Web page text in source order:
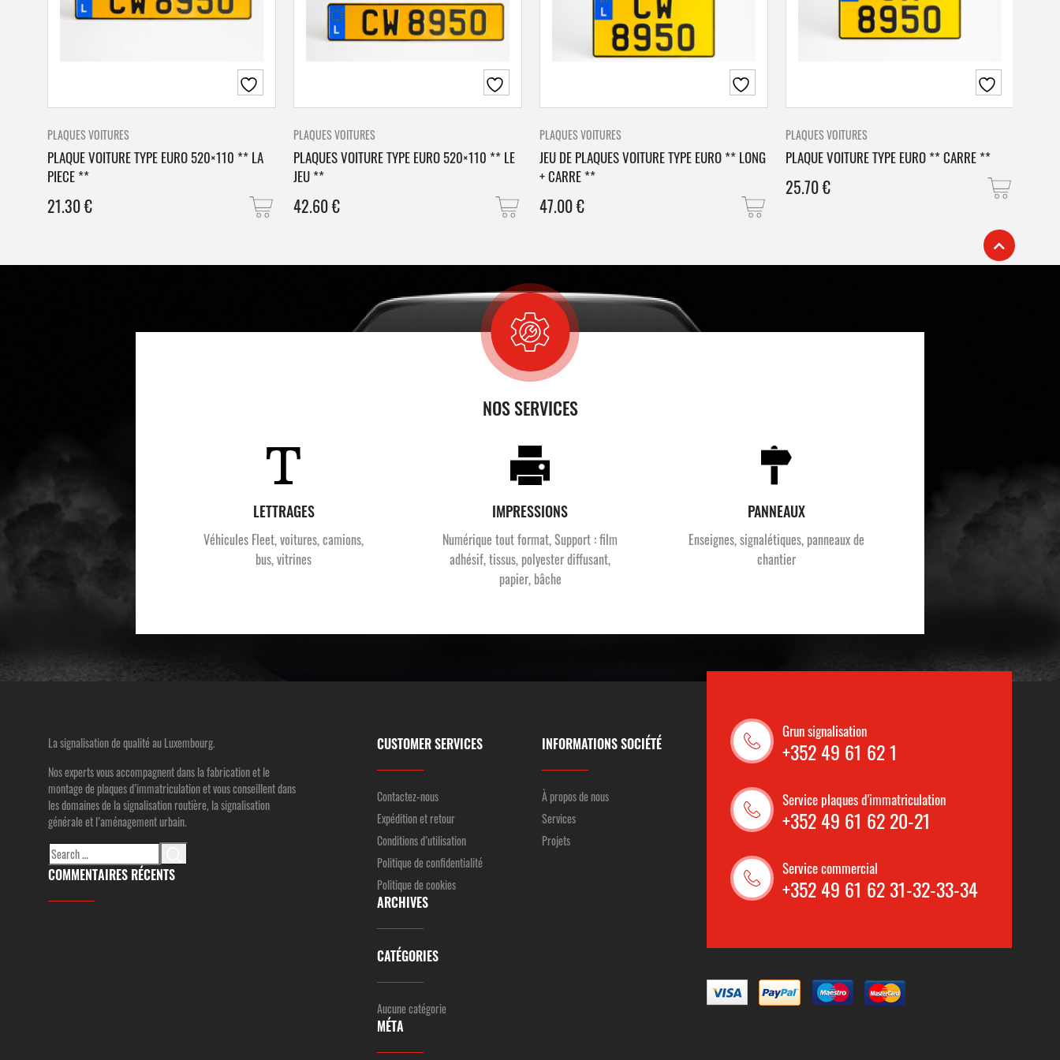
PLAQUES VOITURES
PLAQUE VOITURE TYPE EURO 520×110 ** LA
PIECE **
21.30€
PLAQUES VOITURES
PLAQUES VOITURE TYPE EURO 520×110 ** LE
JEU **
42.60€
PLAQUES VOITURES
JEU DE PLAQUES VOITURE TYPE EURO ** LONG
+ CARRE **
47.00€
PLAQUES VOITURES
PLAQUE VOITURE TYPE EURO ** CARRE **
25.70€
NOS SERVICES
LETTRAGES
Véhicules Fleet, voitures, camions,
bus, vitrines
IMPRESSIONS
Numérique tout format, Support : film
adhésif, tissus, polyester diffusant,
papier, bâche
PANNEAUX
Enseignes, signalétiques, panneaux de
chantier
La signalisation de qualité au Luxembourg.
Nos experts vous accompagnent dans la fabrication et le
montage de plaques d’immatriculation et vous conseillent dans
les domaines de la signalisation routière, la signalisation
générale et l’aménagement urbain.
Search
for:
COMMENTAIRES RÉCENTS
CUSTOMER SERVICES
Contactez-nous
Expédition et retour
Conditions d’utilisation
Politique de confidentialité
Politique de cookies
ARCHIVES
CATÉGORIES
Aucune catégorie
MÉTA
INFORMATIONS SOCIÉTÉ
À propos de nous
Services
Projets
Grun signalisation
+352 49 61 62 1
Service plaques d'immatriculation
+352 49 61 62 20-21
Service commercial
+352 49 61 62 31-32-33-34